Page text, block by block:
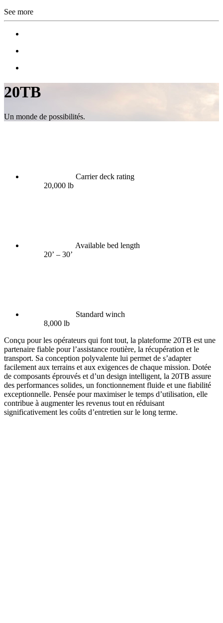
See more
20TB
Un monde de possibilités.
Carrier deck rating
20,000 lb
Available bed length
20’ – 30’
Standard winch
8,000 lb
Conçu pour les opérateurs qui font tout, la plateforme 20TB est une
partenaire fiable pour l’assistance routière, la récupération et le
transport. Sa conception polyvalente lui permet de s’adapter
facilement aux terrains et aux exigences de chaque mission. Dotée
de composants éprouvés et d’un design intelligent, la 20TB assure
des performances solides, un fonctionnement fluide et une fiabilité
exceptionnelle. Pensée pour maximiser le temps d’utilisation, elle
contribue à augmenter les revenus tout en réduisant
significativement les coûts d’entretien sur le long terme.